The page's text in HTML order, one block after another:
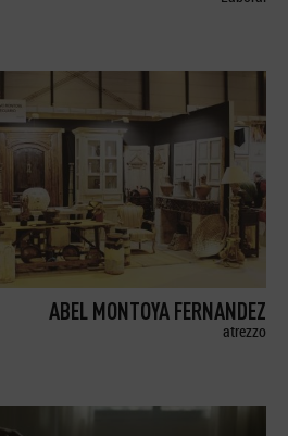
ABEL MONTOYA FERNANDEZ
atrezzo